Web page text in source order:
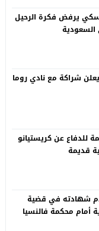
يرفض فكرة الرحيل
السعودية
شراكة مع نادي روما
للدفاع عن كريستيانو
قديمة
شهادته في قضية
أمام محكمة فالنسيا